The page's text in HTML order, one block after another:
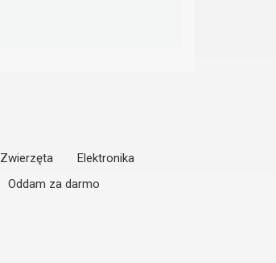
Zwierzęta
Elektronika
Oddam za darmo